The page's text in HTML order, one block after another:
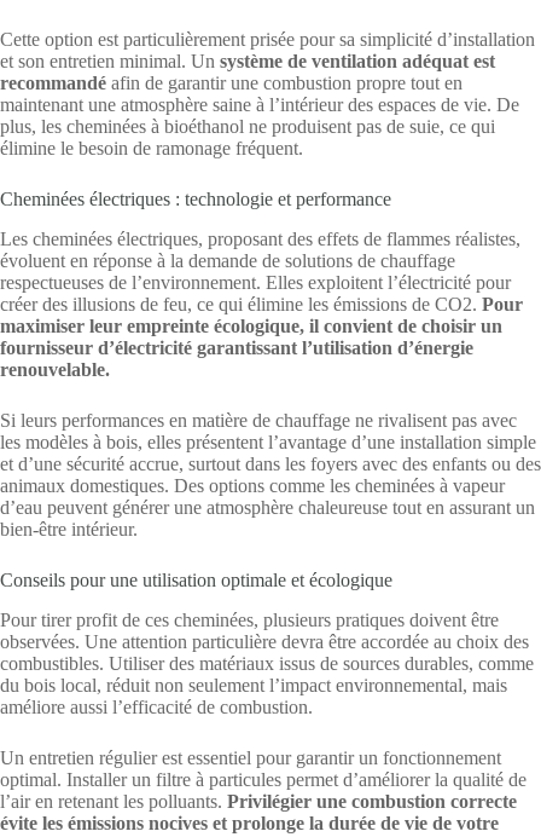
Cette option est particulièrement prisée pour sa simplicité d’installation
et son entretien minimal. Un système de ventilation adéquat est
recommandé afin de garantir une combustion propre tout en
maintenant une atmosphère saine à l’intérieur des espaces de vie. De
plus, les cheminées à bioéthanol ne produisent pas de suie, ce qui
élimine le besoin de ramonage fréquent.
Cheminées électriques : technologie et performance
Les cheminées électriques, proposant des effets de flammes réalistes,
évoluent en réponse à la demande de solutions de chauffage
respectueuses de l’environnement. Elles exploitent l’électricité pour
créer des illusions de feu, ce qui élimine les émissions de CO2. Pour
maximiser leur empreinte écologique, il convient de choisir un
fournisseur d’électricité garantissant l’utilisation d’énergie
renouvelable.
Si leurs performances en matière de chauffage ne rivalisent pas avec
les modèles à bois, elles présentent l’avantage d’une installation simple
et d’une sécurité accrue, surtout dans les foyers avec des enfants ou des
animaux domestiques. Des options comme les cheminées à vapeur
d’eau peuvent générer une atmosphère chaleureuse tout en assurant un
bien-être intérieur.
Conseils pour une utilisation optimale et écologique
Pour tirer profit de ces cheminées, plusieurs pratiques doivent être
observées. Une attention particulière devra être accordée au choix des
combustibles. Utiliser des matériaux issus de sources durables, comme
du bois local, réduit non seulement l’impact environnemental, mais
améliore aussi l’efficacité de combustion.
Un entretien régulier est essentiel pour garantir un fonctionnement
optimal. Installer un filtre à particules permet d’améliorer la qualité de
l’air en retenant les polluants. Privilégier une combustion correcte
évite les émissions nocives et prolonge la durée de vie de votre